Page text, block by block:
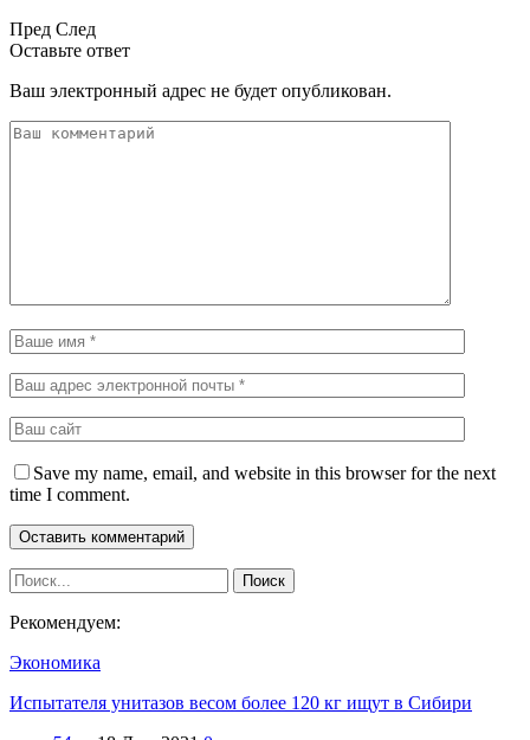
Пред След
Оставьте ответ
Ваш электронный адрес не будет опубликован.
Save my name, email, and website in this browser for the next
time I comment.
Рекомендуем:
Экономика
Испытателя унитазов весом более 120 кг ищут в Сибири